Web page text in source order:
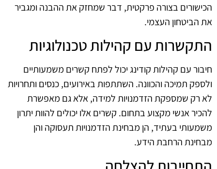
הכישורים בצורה פרקטית, דבר שמחזק את ההבנה ומגביר
את הביטחון העצמי.
התקשרות עם קהילות טכנולוגיות
חיבור עם קהילות קודינג יכול לפתח קשרים משמעותיים
ולספק תמיכה והכוונה. השתתפות באירועים, כנסים ותחרויות
לא רק שמספקת הזדמנויות למידה, אלא גם מאפשרת
להכיר אנשי מקצוע בתחום. קשרים אלו יכולים להוות יתרון
משמעותי בעתיד, הן מבחינת הזדמנויות תעסוקה והן
מבחינת הרחבת הידע.